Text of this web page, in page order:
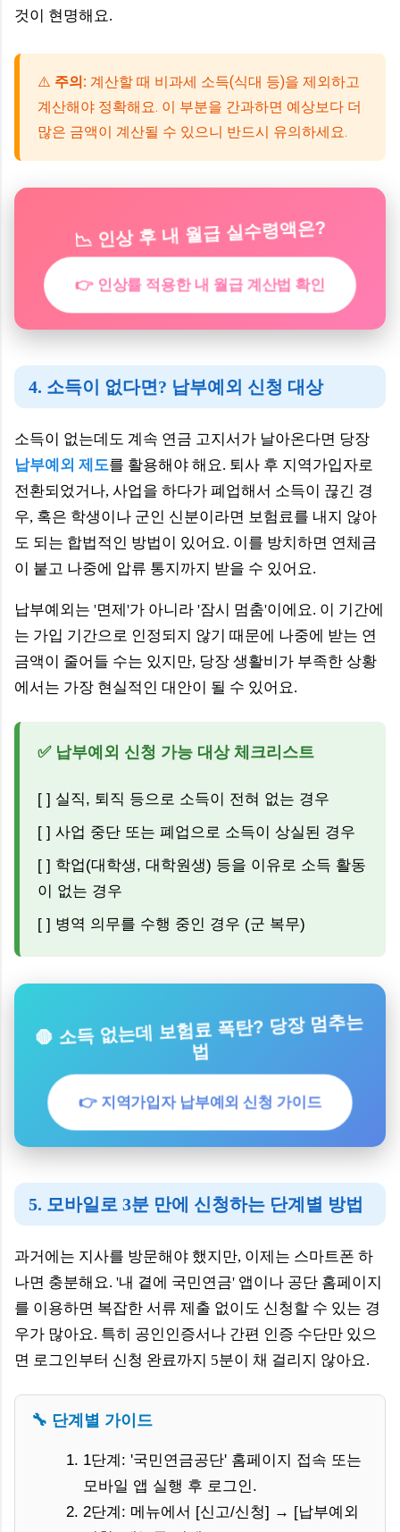
것이 현명해요.
⚠️ 주의: 계산할 때 비과세 소득(식대 등)을 제외하고
계산해야 정확해요. 이 부분을 간과하면 예상보다 더
많은 금액이 계산될 수 있으니 반드시 유의하세요.
📉 인상 후 내 월급 실수령액은?
👉 인상률 적용한 내 월급 계산법 확인
4. 소득이 없다면? 납부예외 신청 대상
소득이 없는데도 계속 연금 고지서가 날아온다면 당장
납부예외 제도를 활용해야 해요. 퇴사 후 지역가입자로
전환되었거나, 사업을 하다가 폐업해서 소득이 끊긴 경
우, 혹은 학생이나 군인 신분이라면 보험료를 내지 않아
도 되는 합법적인 방법이 있어요. 이를 방치하면 연체금
이 붙고 나중에 압류 통지까지 받을 수 있어요.
납부예외는 '면제'가 아니라 '잠시 멈춤'이에요. 이 기간에
는 가입 기간으로 인정되지 않기 때문에 나중에 받는 연
금액이 줄어들 수는 있지만, 당장 생활비가 부족한 상황
에서는 가장 현실적인 대안이 될 수 있어요.
✅ 납부예외 신청 가능 대상 체크리스트
[ ] 실직, 퇴직 등으로 소득이 전혀 없는 경우
[ ] 사업 중단 또는 폐업으로 소득이 상실된 경우
[ ] 학업(대학생, 대학원생) 등을 이유로 소득 활동
이 없는 경우
[ ] 병역 의무를 수행 중인 경우 (군 복무)
🛑 소득 없는데 보험료 폭탄? 당장 멈추는
법
👉 지역가입자 납부예외 신청 가이드
5. 모바일로 3분 만에 신청하는 단계별 방법
과거에는 지사를 방문해야 했지만, 이제는 스마트폰 하
나면 충분해요. '내 곁에 국민연금' 앱이나 공단 홈페이지
를 이용하면 복잡한 서류 제출 없이도 신청할 수 있는 경
우가 많아요. 특히 공인인증서나 간편 인증 수단만 있으
면 로그인부터 신청 완료까지 5분이 채 걸리지 않아요.
🔧 단계별 가이드
1단계: '국민연금공단' 홈페이지 접속 또는
모바일 앱 실행 후 로그인.
2단계: 메뉴에서 [신고/신청] → [납부예외